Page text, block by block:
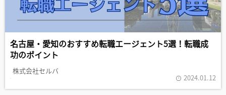
名古屋・愛知のおすすめ転職エージェント5選！転職成
功のポイント
2024.01.12
株式会社セルバ